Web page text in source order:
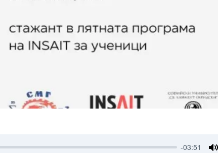
-03:51